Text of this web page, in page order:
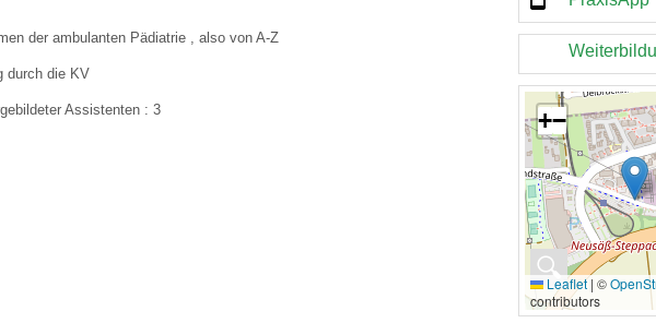
der ambulanten Pädiatrie , also von A-Z
durch die KV
Assistenten : 3
🔍
+−
Leaflet | ©
contributors